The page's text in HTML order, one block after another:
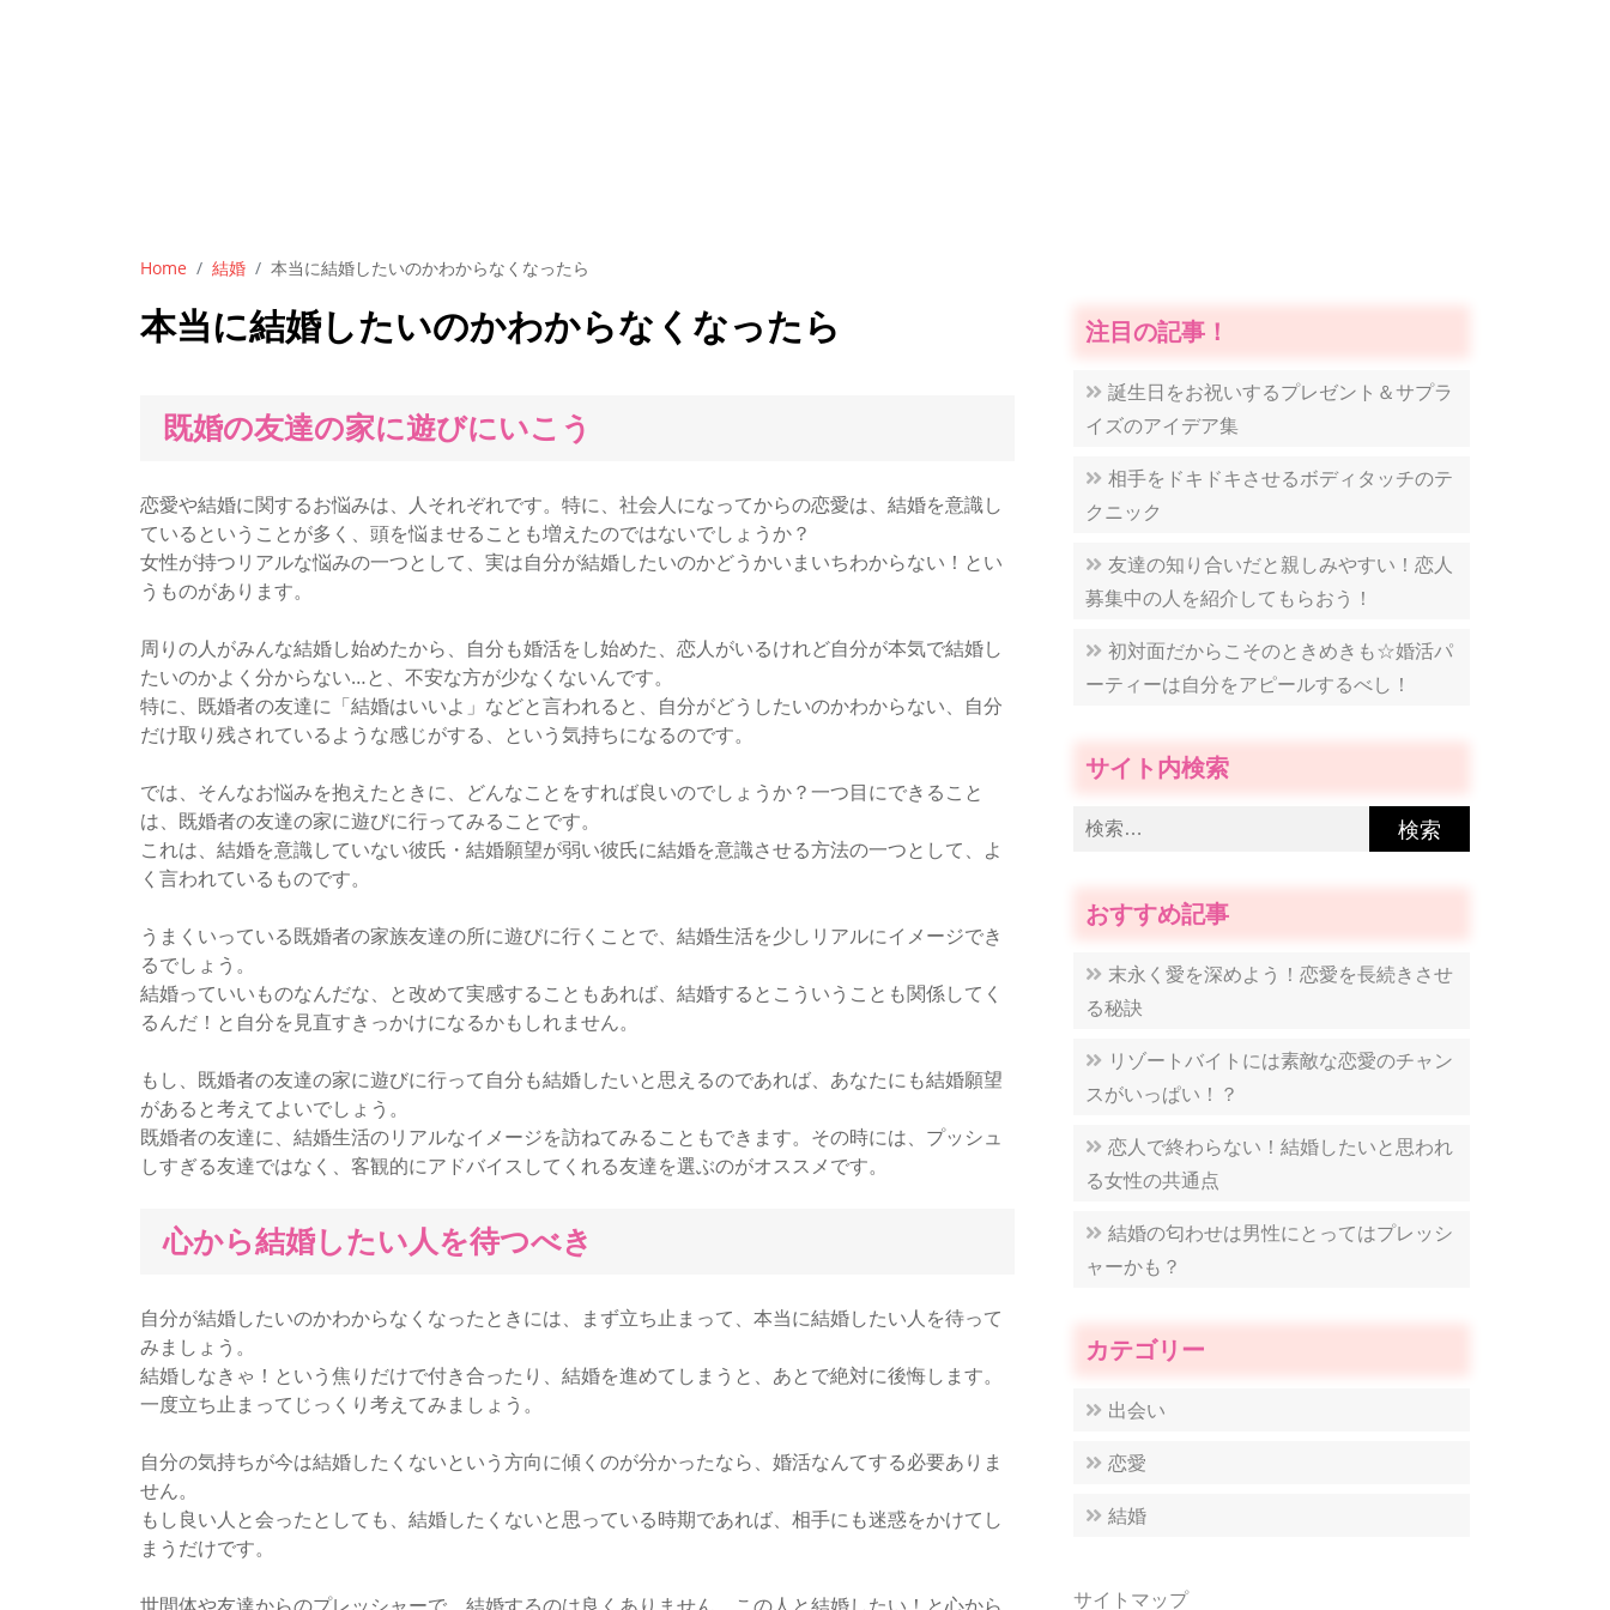
Home 結婚 本当に結婚したいのかわからなくなったら
本当に結婚したいのかわからなくなったら
既婚の友達の家に遊びにいこう
恋愛や結婚に関するお悩みは、人それぞれです。特に、社会人になってからの恋愛は、結婚を意識し
ているということが多く、頭を悩ませることも増えたのではないでしょうか？
女性が持つリアルな悩みの一つとして、実は自分が結婚したいのかどうかいまいちわからない！とい
うものがあります。
周りの人がみんな結婚し始めたから、自分も婚活をし始めた、恋人がいるけれど自分が本気で結婚し
たいのかよく分からない…と、不安な方が少なくないんです。
特に、既婚者の友達に「結婚はいいよ」などと言われると、自分がどうしたいのかわからない、自分
だけ取り残されているような感じがする、という気持ちになるのです。
では、そんなお悩みを抱えたときに、どんなことをすれば良いのでしょうか？一つ目にできること
は、既婚者の友達の家に遊びに行ってみることです。
これは、結婚を意識していない彼氏・結婚願望が弱い彼氏に結婚を意識させる方法の一つとして、よ
く言われているものです。
うまくいっている既婚者の家族友達の所に遊びに行くことで、結婚生活を少しリアルにイメージでき
るでしょう。
結婚っていいものなんだな、と改めて実感することもあれば、結婚するとこういうことも関係してく
るんだ！と自分を見直すきっかけになるかもしれません。
もし、既婚者の友達の家に遊びに行って自分も結婚したいと思えるのであれば、あなたにも結婚願望
があると考えてよいでしょう。
既婚者の友達に、結婚生活のリアルなイメージを訪ねてみることもできます。その時には、プッシュ
しすぎる友達ではなく、客観的にアドバイスしてくれる友達を選ぶのがオススメです。
心から結婚したい人を待つべき
自分が結婚したいのかわからなくなったときには、まず立ち止まって、本当に結婚したい人を待って
みましょう。
結婚しなきゃ！という焦りだけで付き合ったり、結婚を進めてしまうと、あとで絶対に後悔します。
一度立ち止まってじっくり考えてみましょう。
自分の気持ちが今は結婚したくないという方向に傾くのが分かったなら、婚活なんてする必要ありま
せん。
もし良い人と会ったとしても、結婚したくないと思っている時期であれば、相手にも迷惑をかけてし
まうだけです。
注目の記事！
誕生日をお祝いするプレゼント＆サプラ
イズのアイデア集
相手をドキドキさせるボディタッチのテ
クニック
友達の知り合いだと親しみやすい！恋人
募集中の人を紹介してもらおう！
初対面だからこそのときめきも☆婚活パ
ーティーは自分をアピールするべし！
サイト内検索
検
おすすめ記事
末永く愛を深めよう！恋愛を長続きさせ
る秘訣
リゾートバイトには素敵な恋愛のチャン
スがいっぱい！？
恋人で終わらない！結婚したいと思われ
る女性の共通点
結婚の匂わせは男性にとってはプレッシ
ャーかも？
カテゴリー
出会い
恋愛
結婚
サイトマップ